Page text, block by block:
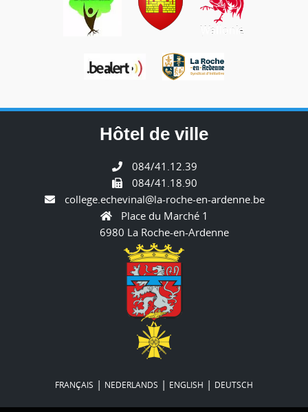
Hôtel de ville
084/41.12.39
084/41.18.90
college.echevinal@la-roche-en-ardenne.be
Place du Marché 1
6980 La Roche-en-Ardenne
FRANÇAIS | NEDERLANDS | ENGLISH | DEUTSCH